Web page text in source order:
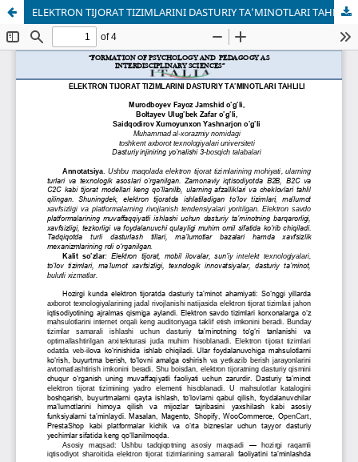
ELEKTRON TIJORAT TIZIMLARINI DASTURIY TA’MINOTLARI TAHLILI